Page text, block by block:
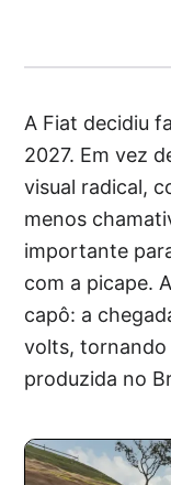
A Fiat decidiu
2027. Em vez
visual radical,
menos
importante
com a picape.
capô: a
volts, tornando
produzida no